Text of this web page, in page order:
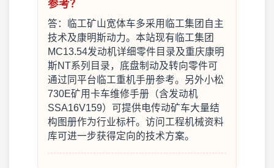
参考？
答：临工矿山宽体车多采用临工集团自主
技术及康明斯动力。本站现有临工集团
MC13.54发动机详细零件目录及重庆康明
斯NT系列目录，底盘制动及转向零件可
通过同平台临工重机手册参考。另外小松
730E矿用卡车维修手册（含发动机
SSA16V159）可提供电传动矿车大量结
构图册作为行业标杆。访问工程机械资料
库可进一步获得定向的技术方案。